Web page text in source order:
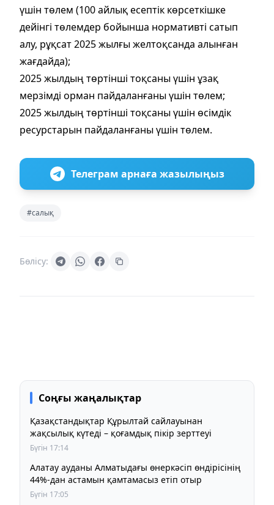
үшін төлем (100 айлық есептік көрсеткішке
дейінгі төлемдер бойынша нормативті сатып
алу, рұқсат 2025 жылғы желтоқсанда алынған
жағдайда);
2025 жылдың төртінші тоқсаны үшін ұзақ
мерзімді орман пайдаланғаны үшін төлем;
2025 жылдың төртінші тоқсаны үшін өсімдік
ресурстарын пайдаланғаны үшін төлем.
Телеграм арнаға жазылыңыз
#салық
Бөлісу:
Соңғы жаңалықтар
Қазақстандықтар Құрылтай сайлауынан
жақсылық күтеді – қоғамдық пікір зерттеуі
Бүгін 17:14
Алатау ауданы Алматыдағы өнеркәсіп өндірісінің
44%-дан астамын қамтамасыз етіп отыр
Бүгін 17:05